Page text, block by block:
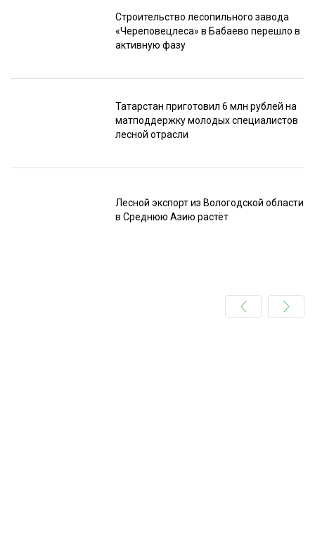
Строительство лесопильного завода
«Череповецлеса» в Бабаево перешло в
активную фазу
Татарстан приготовил 6 млн рублей на
матподдержку молодых специалистов
лесной отрасли
Лесной экспорт из Вологодской области
в Среднюю Азию растёт